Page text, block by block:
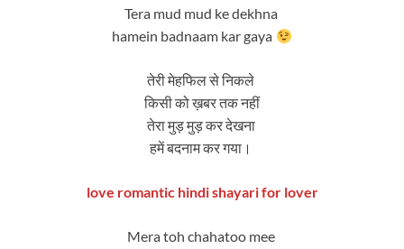
Tera mud mud ke dekhna
hamein badnaam kar gaya
तेरी मेहफिल से निकले
किसी को ख़बर तक नहीं
तेरा मुड़ मुड़ कर देखना
हमें बदनाम कर गया।
love romantic hindi shayari for lover
Mera toh chahatoo mee